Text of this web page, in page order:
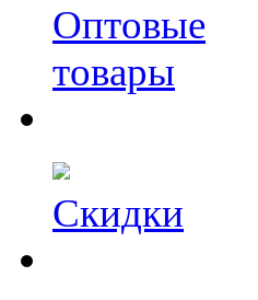
Оптовые
товары
Скидки